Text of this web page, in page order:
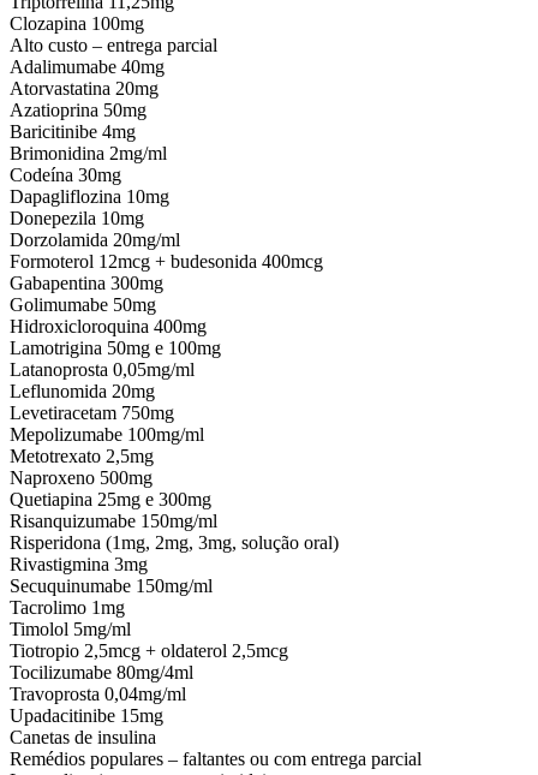
Clozapina 100mg
Alto custo – entrega parcial
Adalimumabe 40mg
Atorvastatina 20mg
Azatioprina 50mg
Baricitinibe 4mg
Brimonidina 2mg/ml
Codeína 30mg
Dapagliflozina 10mg
Donepezila 10mg
Dorzolamida 20mg/ml
Formoterol 12mcg + budesonida 400mcg
Gabapentina 300mg
Golimumabe 50mg
Hidroxicloroquina 400mg
Lamotrigina 50mg e 100mg
Latanoprosta 0,05mg/ml
Leflunomida 20mg
Levetiracetam 750mg
Mepolizumabe 100mg/ml
Metotrexato 2,5mg
Naproxeno 500mg
Quetiapina 25mg e 300mg
Risanquizumabe 150mg/ml
Risperidona (1mg, 2mg, 3mg, solução oral)
Rivastigmina 3mg
Secuquinumabe 150mg/ml
Tacrolimo 1mg
Timolol 5mg/ml
Tiotropio 2,5mcg + oldaterol 2,5mcg
Tocilizumabe 80mg/4ml
Travoprosta 0,04mg/ml
Upadacitinibe 15mg
Canetas de insulina
Remédios populares – faltantes ou com entrega parcial